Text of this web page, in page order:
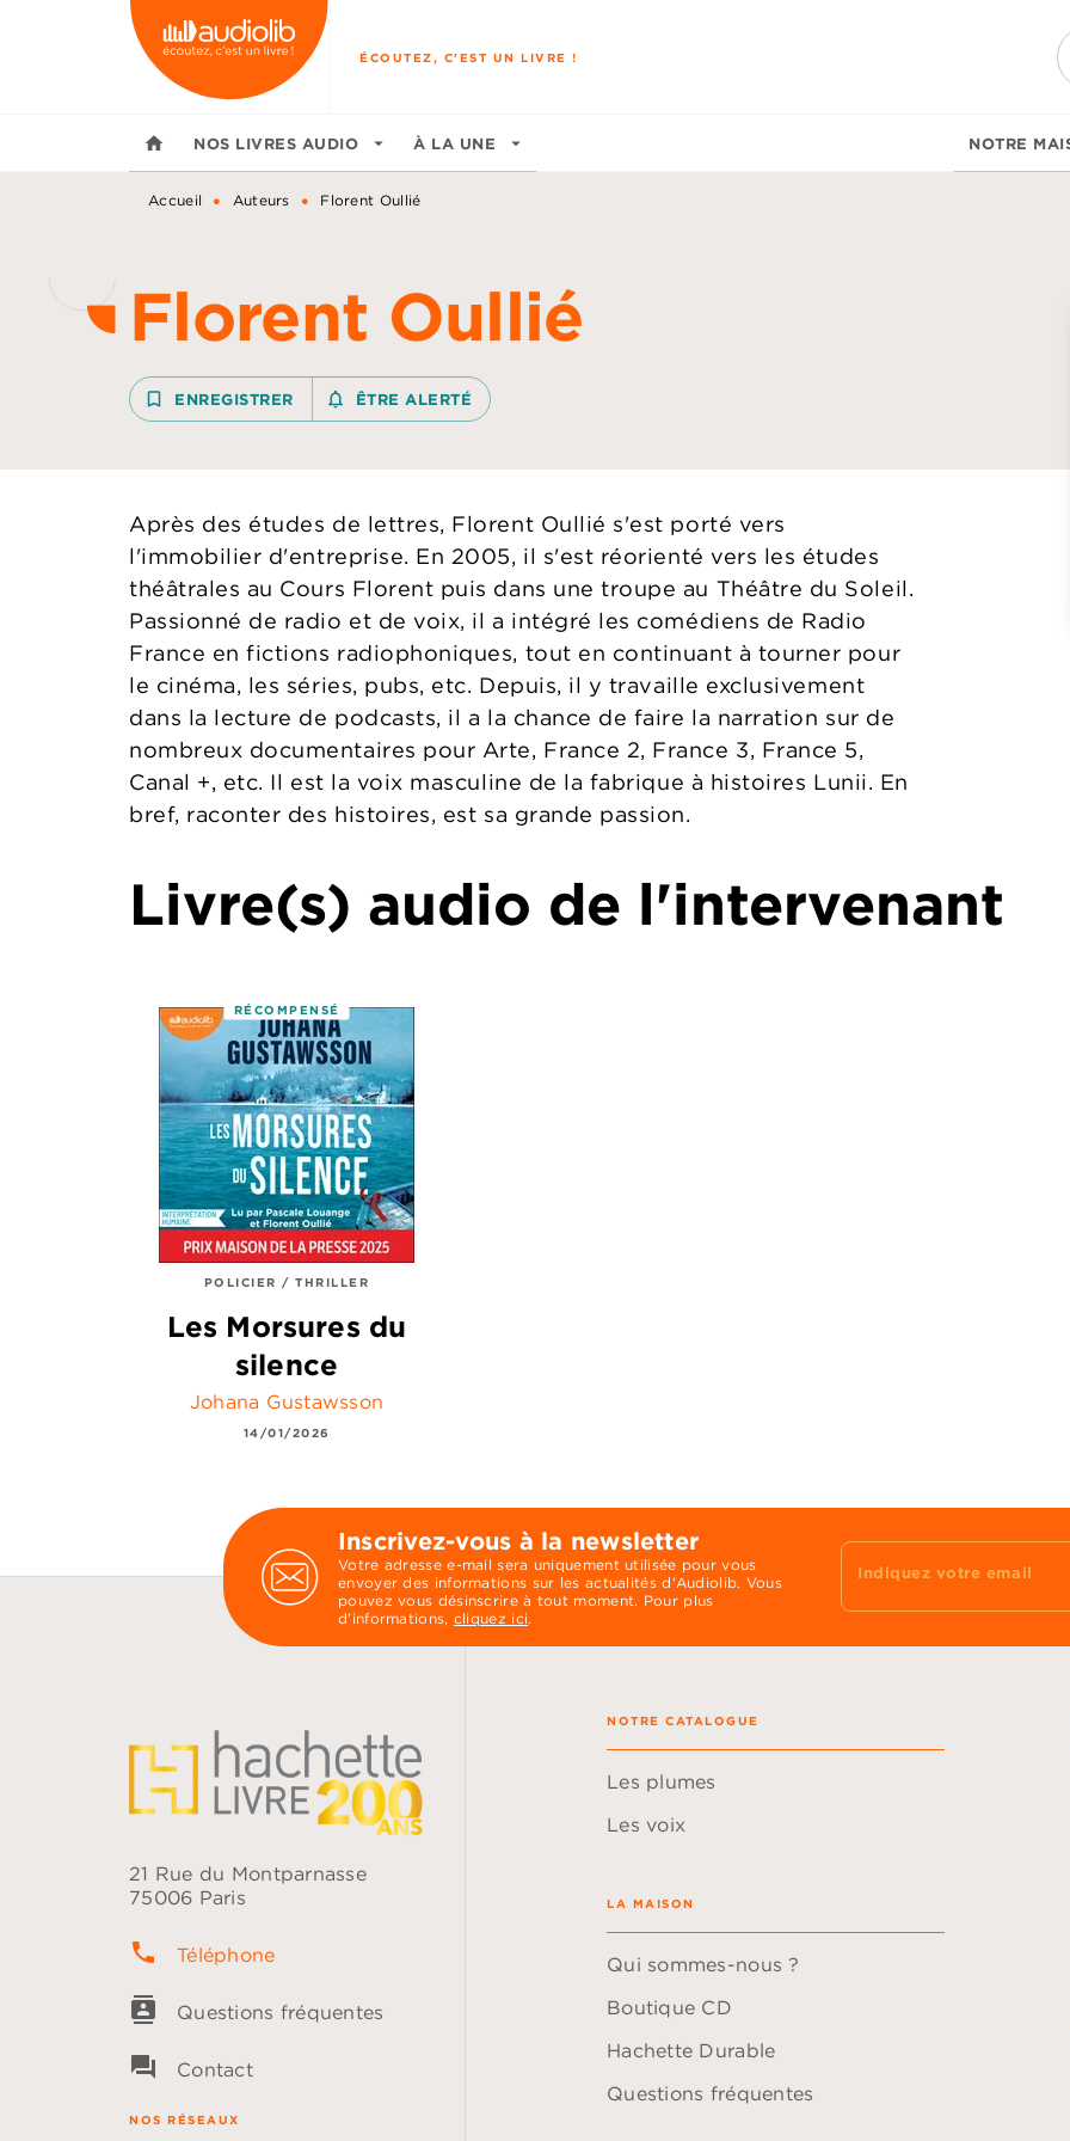
MENU RECHERCHE
ÉCOUTEZ, C'EST UN LIVRE !
home NOS LIVRES AUDIO arrow_drop_down À LA UNE arrow_drop_down NOTRE
Accueil • Auteurs • Florent Oullié
Florent Oullié
bookmark_border ENREGISTRER notifications_none_outlined
ÊTRE ALERTÉ
Après des études de lettres, Florent Oullié s'est porté vers
l'immobilier d'entreprise. En 2005, il s'est réorienté vers les études
théâtrales au Cours Florent puis dans une troupe au Théâtre du Soleil.
Passionné de radio et de voix, il a intégré les comédiens de Radio
France en fictions radiophoniques, tout en continuant à tourner pour
le cinéma, les séries, pubs, etc. Depuis, il y travaille exclusivement
dans la lecture de podcasts, il a la chance de faire la narration sur de
nombreux documentaires pour Arte, France 2, France 3, France 5,
Canal +, etc. Il est la voix masculine de la fabrique à histoires Lunii. En
bref, raconter des histoires, est sa grande passion.
Livre(s) audio de l'intervenant
RÉCOMPENSÉ
POLICIER / THRILLER
Les Morsures du
silence
Johana Gustawsson
14/01/2026
Inscrivez-vous à la newsletter
Votre adresse e-mail sera uniquement utilisée pour vous
envoyer des informations sur les actualités d'Audiolib. Vous
pouvez vous désinscrire à tout moment. Pour plus
d’informations, cliquez ici.
Indiquez votre email
21 Rue du Montparnasse
75006 Paris
phone Téléphone
contacts Questions fréquentes
question_answer Contact
NOS RÉSEAUX
NOTRE CATALOGUE
Les plumes
Les voix
LA MAISON
Qui sommes-nous ?
Boutique CD
Hachette Durable
Questions fréquentes